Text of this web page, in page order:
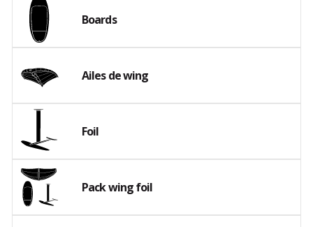
Boards
Ailes de wing
Foil
Pack wing foil